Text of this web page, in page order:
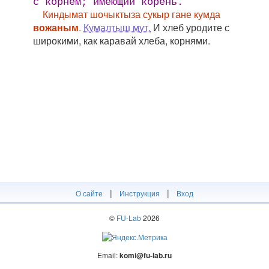
Киндымат шочыктыза сукыр гане кумда
вожаным. Кумалтыш мут. И хлеб уродите с
широкими, как каравай хлеба, корнями.
О сайте | Инструкция | Вход
© FU-Lab2026
Email:komi@fu-lab.ru